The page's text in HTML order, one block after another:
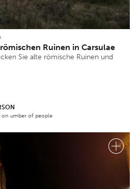
Ruinen in Carsulae
Sie alte römische Ruinen und
on umber of people